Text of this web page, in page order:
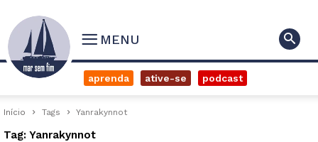
MENU
aprenda ative-se podcast
Início Tags Yanrakynnot
Tag: Yanrakynnot